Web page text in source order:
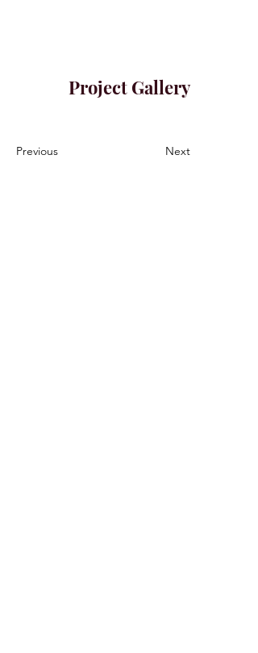
Project Gallery
Previous Next